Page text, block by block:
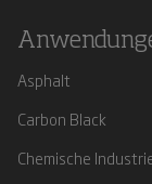
Asphalt
Carbon Black
Chemische